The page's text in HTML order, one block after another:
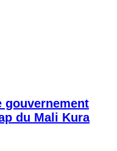
gouvernement
du Mali Kura